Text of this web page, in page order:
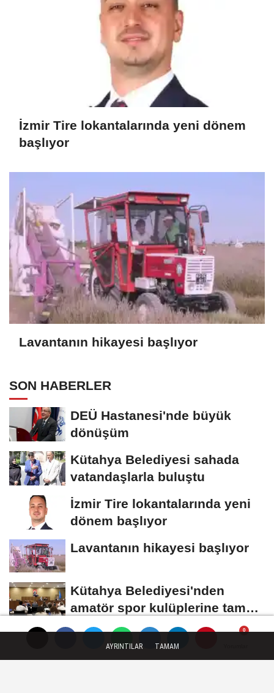
İzmir Tire lokantalarında yeni dönem
başlıyor
Lavantanın hikayesi başlıyor
SON HABERLER
DEÜ Hastanesi'nde büyük
dönüşüm
Kütahya Belediyesi sahada
vatandaşlarla buluştu
İzmir Tire lokantalarında yeni
dönem başlıyor
Lavantanın hikayesi başlıyor
Kütahya Belediyesi'nden
amatör spor kulüplerine tam
destek
AYRINTILAR TAMAM